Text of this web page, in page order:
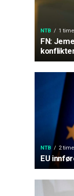
NTB 1
FN:
NTB 2
EU